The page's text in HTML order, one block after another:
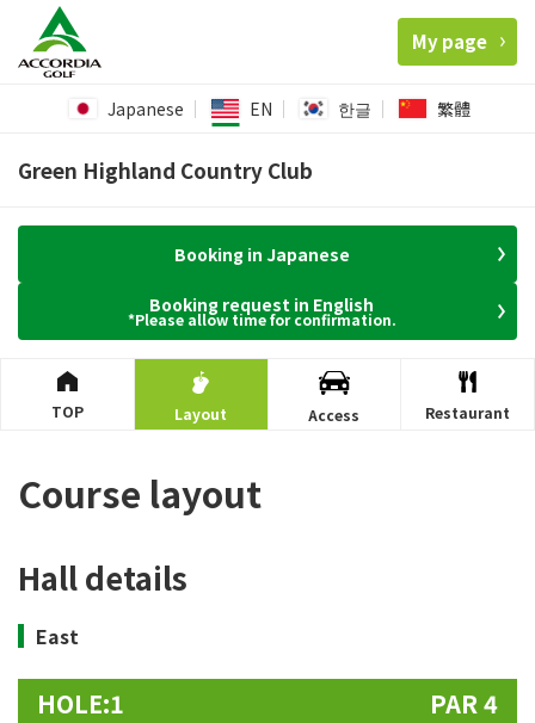
My page
Japanese EN 한글 繁體
Green Highland Country Club
Booking in Japanese
Booking request in English
*Please allow time for confirmation.
TOP Layout Access Restaurant
Course layout
Hall details
East
HOLE:1 PAR 4